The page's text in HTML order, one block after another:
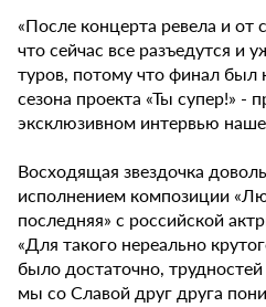
«После концерта ревела и от
что сейчас все разъедутся и
туров, потому что финал был
сезона проекта «Ты супер!» -
эксклюзивном интервью
Восходящая звездочка
исполнением композиции
последняя» с российской
«Для такого нереально
было достаточно,
мы со Славой друг друга